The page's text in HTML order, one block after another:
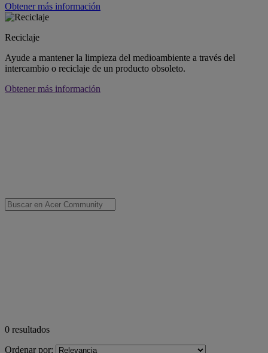
Obtener más información
Reciclaje
Ayude a mantener la limpieza del medioambiente a través del
intercambio o reciclaje de un producto obsoleto.
Obtener más información
0 resultados
Ordenar por: